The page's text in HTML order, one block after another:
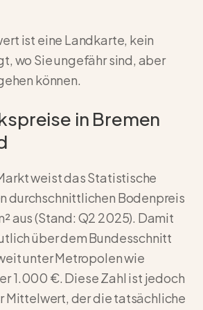
ist eine Landkarte, kein
wo Sie ungefähr sind, aber
können.
in Bremen
weist das Statistische
durchschnittlichen Bodenpreis
aus (Stand: Q2 2025). Damit
über dem Bundesschnitt
unter Metropolen wie
1.000 €. Diese Zahl ist jedoch
Mittelwert, der die tatsächliche